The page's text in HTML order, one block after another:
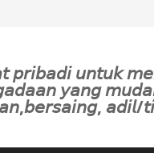
𝘱𝘳𝘪𝘣𝘢𝘥𝘪 𝘶𝘯𝘵𝘶𝘬
𝘺𝘢𝘯𝘨
𝘢𝘥𝘪𝘭/